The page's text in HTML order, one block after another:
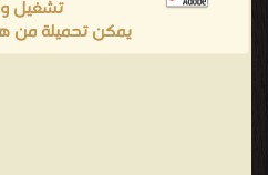
تشغيل
يمكن تحميلة من